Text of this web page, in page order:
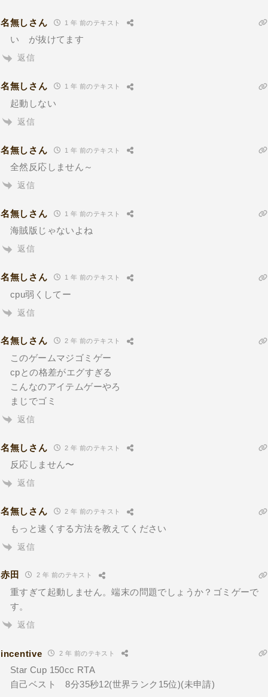
名無しさん 1 年 前のテキスト
い が抜けてます
返信
名無しさん 1 年 前のテキスト
起動しない
返信
名無しさん 1 年 前のテキスト
全然反応しません～
返信
名無しさん 1 年 前のテキスト
海賊版じゃないよね
返信
名無しさん 1 年 前のテキスト
cpu弱くしてー
返信
名無しさん 2 年 前のテキスト
このゲームマジゴミゲー
cpとの格差がエグすぎる
こんなのアイテムゲーやろ
まじでゴミ
返信
名無しさん 2 年 前のテキスト
反応しません〜
返信
名無しさん 2 年 前のテキスト
もっと速くする方法を教えてください
返信
赤田 2 年 前のテキスト
重すぎて起動しません。端末の問題でしょうか？ゴミゲーで
す。
返信
incentive 2 年 前のテキスト
Star Cup 150cc RTA
自己ベスト 8分35秒12(世界ランク15位)(未申請)